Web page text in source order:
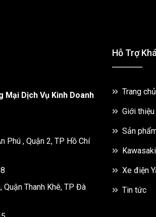
Mại Dịch Vụ Kinh Doanh
Phú , Quận 2, TP Hồ Chí
Quận Thanh Khê, TP Đà
Hỗ Trợ
Trang chủ
Giới thiệu
Sản
Kawasaki
Xe điện
Tin tức